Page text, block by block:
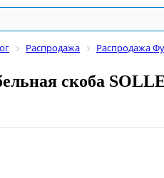
Распродажа Распродажа
скоба